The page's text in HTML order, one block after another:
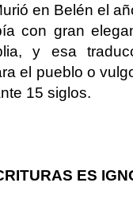
en Belén el
con gran
y esa
el pueblo o
15 siglos.
ES